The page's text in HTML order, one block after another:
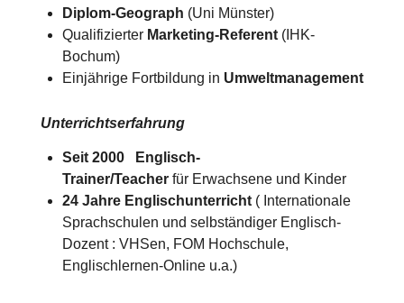
Diplom-Geograph (Uni Münster)
Qualifizierter Marketing-Referent(IHK-
Bochum)
Einjährige Fortbildung in Umweltmanagement
Unterrichtserfahrung
Seit 2000 Englisch-
Trainer/Teacherfür Erwachsene und Kinder
24 Jahre Englischunterricht( Internationale
Sprachschulen und selbständiger Englisch-
Dozent : VHSen, FOM Hochschule,
Englischlernen-Online u.a.)